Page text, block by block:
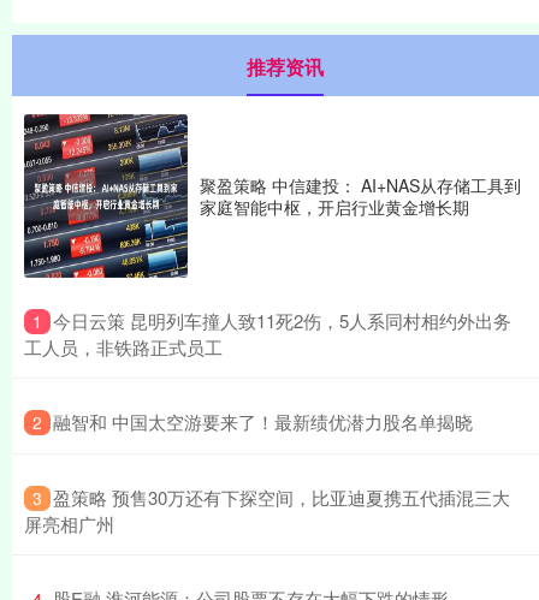
推荐资讯
聚盈策略 中信建投： AI+NAS从存储工具到
家庭智能中枢，开启行业黄金增长期
1 ​今日云策 昆明列车撞人致11死2伤，5人系同村相约外出务
工人员，非铁路正式员工
2 ​融智和 中国太空游要来了！最新绩优潜力股名单揭晓
3 ​盈策略 预售30万还有下探空间，比亚迪夏携五代插混三大
屏亮相广州